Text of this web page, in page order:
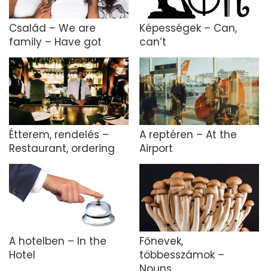
Család – We are
family – Have got
Képességek – Can,
can’t
Étterem, rendelés –
Restaurant, ordering
A reptéren – At the
Airport
A hotelben – In the
Hotel
Főnevek,
többesszámok –